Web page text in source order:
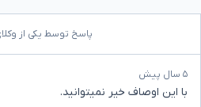
پاسخ توسط یکی از
۵ سال پیش
با این اوصاف خیر نمیتوانید.